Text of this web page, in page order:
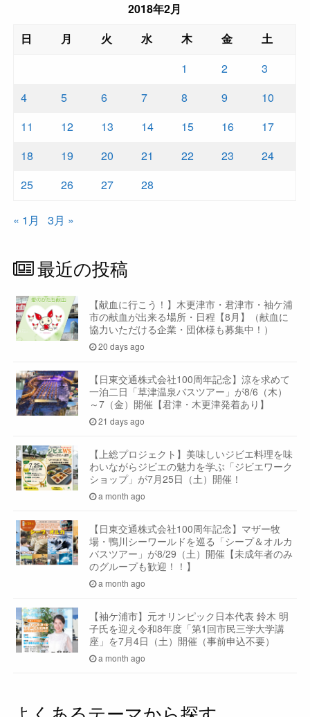
2018年2月
日
月 火 水 木 金
土
1
2
3
4
5 6 7 8 9
10
11
12 13 14 15 16
17
18
19 20 21 22 23
24
25
26 27 28
« 1月 3月 »
最近の投稿
【献血に行こう！】木更津市・君津市・袖ケ浦
市の献血が出来る場所・日程【8月】（献血に
協力いただける企業・団体様も募集中！）
20 days ago
【日東交通株式会社100周年記念】涼を求めて
一泊二日「草津温泉バスツアー」が8/6（木）
～7（金）開催【君津・木更津発着あり】
21 days ago
【上総プロジェクト】美味しいジビエ料理を味
わいながらジビエの魅力を学ぶ「ジビエワーク
ショップ」が7月25日（土）開催！
a month ago
【日東交通株式会社100周年記念】マザー牧
場・鴨川シーワールドを巡る「シープ＆オルカ
バスツアー」が8/29（土）開催【未成年者のみ
のグループも歓迎！！】
a month ago
【袖ケ浦市】元オリンピック日本代表 鈴木 明
子氏を迎え令和8年度「第1回市民三学大学講
座」を7月4日（土）開催（事前申込不要）
a month ago